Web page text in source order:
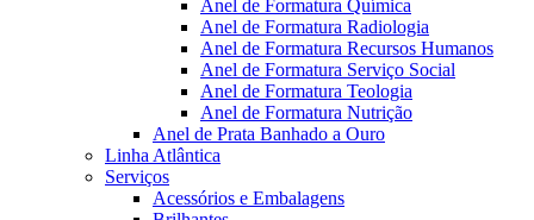
Anel de Formatura Química
Anel de Formatura Radiologia
Anel de Formatura Recursos Humanos
Anel de Formatura Serviço Social
Anel de Formatura Teologia
Anel de Formatura Nutrição
Anel de Prata Banhado a Ouro
Linha Atlântica
Serviços
Acessórios e Embalagens